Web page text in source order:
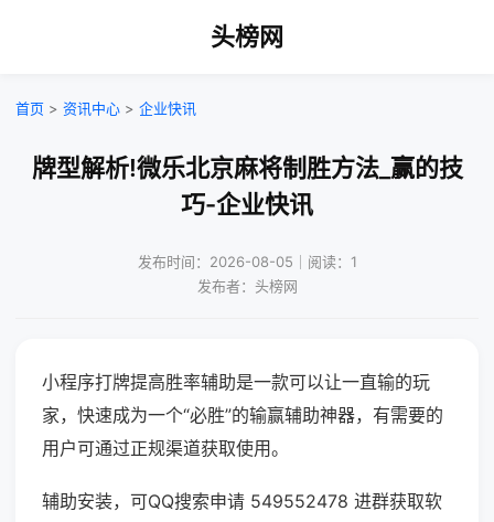
头榜网
首页 > 资讯中心 > 企业快讯
牌型解析!微乐北京麻将制胜方法_赢的技
巧-企业快讯
发布时间：2026-08-05｜阅读：1
发布者：头榜网
小程序打牌提高胜率辅助是一款可以让一直输的玩
家，快速成为一个“必胜”的输赢辅助神器，有需要的
用户可通过正规渠道获取使用。
辅助安装，可QQ搜索申请 549552478 进群获取软